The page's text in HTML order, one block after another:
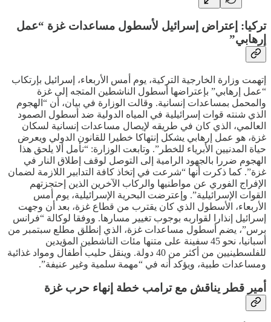
تركيا: إعتراض إسرائيل لأسطول مساعدات غزة “عمل
إرهابي”
إتهمت وزارة الخارجية التركية، يوم أمس الأربعاء، إسرائيل بإرتكاب
“عمل إرهابي” بإعتراضها أسطول الناشطين المتجه إلى غزة
والمحمل بمساعدات إنسانية. وقالت الوزارة في بيان، أن “الهجوم
الذي شنته قوات إسرائيلية في المياه الدولية ضد أسطول الصمود
العالمي، الذي كان في طريقه لإيصال مساعدات إنسانية لسكان
غزة، هو عمل إرهابي يشكل إنتهاكا خطيرا للقانون الدولي ويعرض
حياة المدنيين الأبرياء للخطر”. وتابعت الوزارة: “نأمل ألا يلحق هذا
الهجوم ضررا بالجهود الرامية إلى التوصل لوقف إطلاق النار في
غزة”. كما ذكرت أنها “شرعت في إتخاذ كافة التدابير اللازمة لضمان
الإفراج الفوري عن مواطنيها والركاب الآخرين الذين إحتجزتهم
القوات الإسرائيلية”. وإعترضت البحرية الإسرائيلية، يوم أمس
الأربعاء، الأسطول الذي كان يقترب من قطاع غزة، بعد أن وجهت
إسرائيل إنذارا لقواربه بوجوب تغيير مسارها. ووفقا لوكالة “فرانس
برس”، يضم أسطول مساعدات غزة، الذي إنطلق مطلع سبتمبر من
أسبانيا، نحو 45 سفينة على متنها مئات الناشطين المؤيدين
للفلسطينيين من أكثر من 40 دولة. وينقل حليب أطفال ومواد غذائية
ومساعدات طبية، ويؤكد أنه في “مهمة سلمية وغير عنيفة”.
أمير قطر يناقش مع ترامب خطة إنهاء حرب غزة